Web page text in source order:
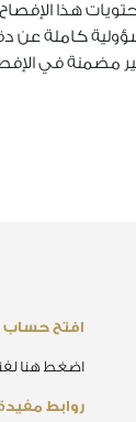
هذا
كاملة عن
في
افتح حساب
اضغط هنا
روابط